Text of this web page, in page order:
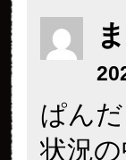
ぱん
状況